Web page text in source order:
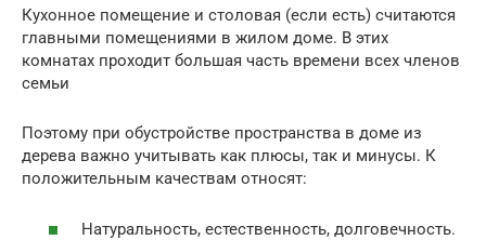
Кухонное помещение и столовая (если есть) считаются
главными помещениями в жилом доме. В этих
комнатах проходит большая часть времени всех членов
семьи
Поэтому при обустройстве пространства в доме из
дерева важно учитывать как плюсы, так и минусы. К
положительным качествам относят:
Натуральность, естественность, долговечность.